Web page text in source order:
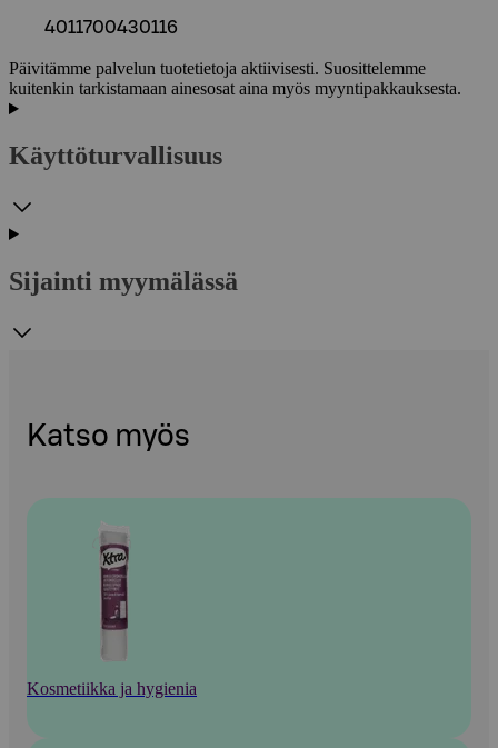
4011700430116
Päivitämme palvelun tuotetietoja aktiivisesti. Suosittelemme
kuitenkin tarkistamaan ainesosat aina myös myyntipakkauksesta.
Käyttöturvallisuus
Sijainti myymälässä
Katso myös
Kosmetiikka ja hygienia